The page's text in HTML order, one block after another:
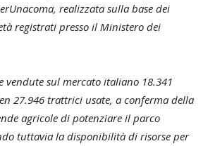
realizzata sulla base dei
registrati presso il Ministero dei
vendute sul mercato italiano 18.341
27.946 trattrici usate, a conferma della
agricole di potenziare il parco
tuttavia la disponibilità di risorse per